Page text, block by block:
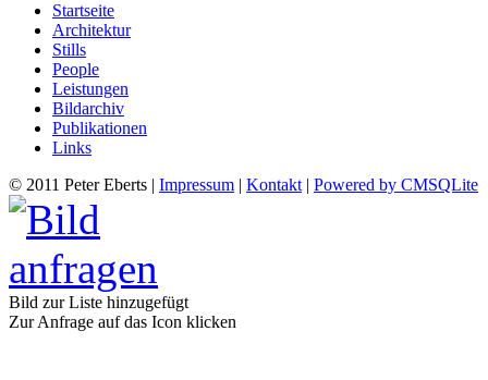
Startseite
Architektur
Stills
People
Leistungen
Bildarchiv
Publikationen
Links
© 2011 Peter Eberts | Impressum | Kontakt | Powered by CMSQLite
Bild zur Liste hinzugefügt
Zur Anfrage auf das Icon klicken